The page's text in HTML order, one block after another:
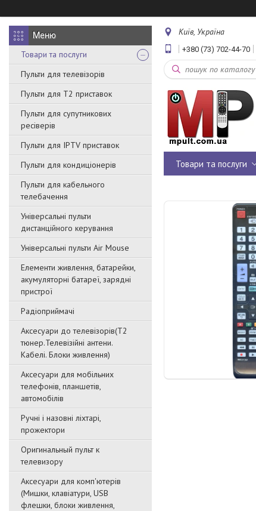
Товари та послуги
Пульти для телевізорів
Пульти для Т2 приставок
Пульти для супутникових
ресіверів
Пульти для IPTV приставок
Пульти для кондиціонерів
Пульти для кабельного
телебачення
Універсальні пульти
дистанційного керування
Універсальні пульти Air Mouse
Елементи живлення, батарейки,
акумуляторні батареї, зарядні
пристрої
Радіоприймачі
Аксесуари до телевізорів(T2
тюнер.Телевізійні антени.
Кабелі. Блоки живлення)
Аксесуари для мобільних
телефонів, планшетів,
автомобілів
Ручні і назовні ліхтарі,
прожектори
Оригинальный пульт к
телевизору
Аксесуари для комп'ютерів
(Мишки, клавіатури, USB
флешки, блоки живлення,
Київ, Україна
+380 (73) 702-44-70
Товари та послуги